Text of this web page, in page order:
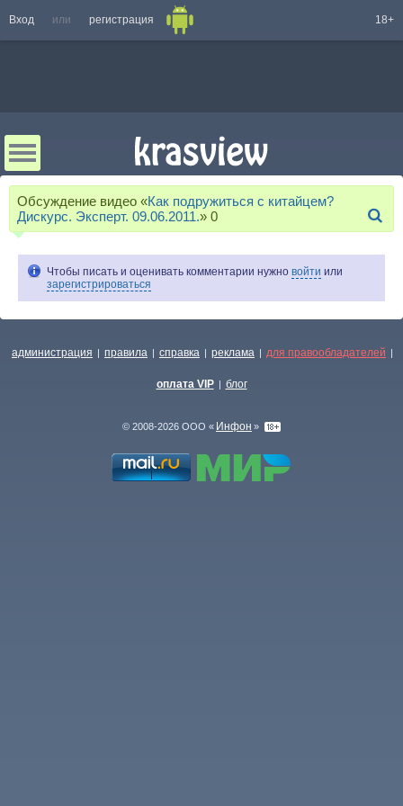
Вход или регистрация 18+
Обсуждение видео «Как подружиться с китайцем?
Дискурс. Эксперт. 09.06.2011.» 0
Чтобы писать и оценивать комментарии нужно войти или
зарегистрироваться
администрация | правила | справка | реклама | для правообладателей |
оплата VIP | блог
© 2008-2026 ООО « Инфон »